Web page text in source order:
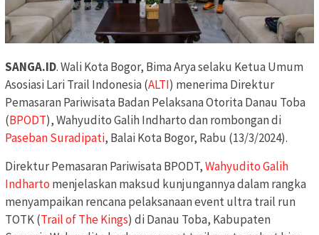
SANGA.ID. Wali Kota Bogor, Bima Arya selaku Ketua Umum
Asosiasi Lari Trail Indonesia (ALTI) menerima Direktur
Pemasaran Pariwisata Badan Pelaksana Otorita Danau Toba
(BPODT), Wahyudito Galih Indharto dan rombongan di
Paseban Suradipati, Balai Kota Bogor, Rabu (13/3/2024).
Direktur Pemasaran Pariwisata BPODT,Wahyudito Galih
Indharto menjelaskan maksud kunjungannya dalam rangka
menyampaikan rencana pelaksanaan event ultra trail run
TOTK (Trail of The Kings) di Danau Toba, Kabupaten